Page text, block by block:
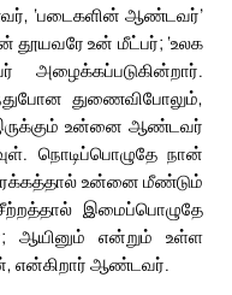
‘படைகளின் ஆண்டவர்’
தூயவரே உன் மீட்பர்; ‘உலக
அழைக்கப்படுகின்றார்.
துணைவிபோலும்,
உன்னை ஆண்டவர்
நொடிப்பொழுதே நான்
உன்னை மீண்டும்
இமைப்பொழுதே
ஆயினும் என்றும் உள்ள
என்கிறார் ஆண்டவர்.